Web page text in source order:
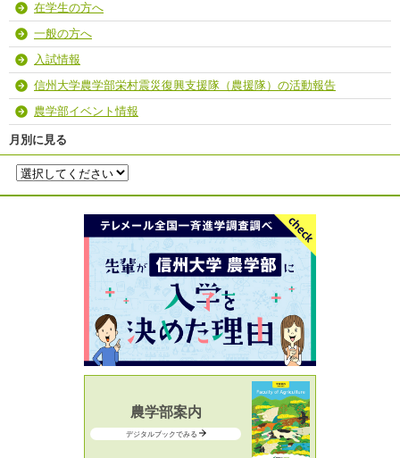
在学生の方へ
一般の方へ
入試情報
信州大学農学部栄村震災復興支援隊（農援隊）の活動報告
農学部イベント情報
月別に見る
農学部案内
デジタルブックでみる